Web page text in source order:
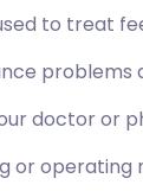
to treat
problems
doctor or
or